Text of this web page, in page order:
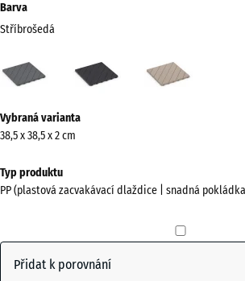
Barva
Stříbrošedá
(active)
informací
o
Zobrazit
Stříbrošedá(active)
Vybraná varianta
38,5 x 38,5 x 2 cm
Typ produktu
PP (plastová zacvakávací dlaždice | snadná
Přidat k porovnání